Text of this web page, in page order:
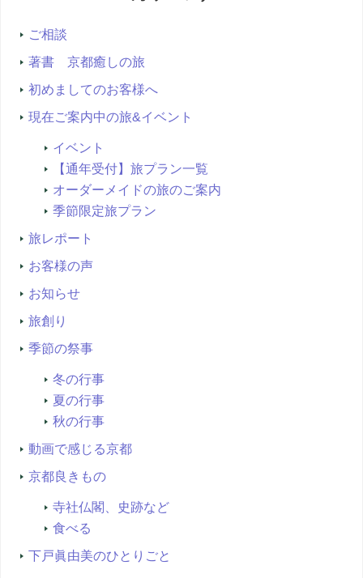
ご相談
著書 京都癒しの旅
初めましてのお客様へ
現在ご案内中の旅&イベント
イベント
【通年受付】旅プラン一覧
オーダーメイドの旅のご案内
季節限定旅プラン
旅レポート
お客様の声
お知らせ
旅創り
季節の祭事
冬の行事
夏の行事
秋の行事
動画で感じる京都
京都良きもの
寺社仏閣、史跡など
食べる
下戸眞由美のひとりごと